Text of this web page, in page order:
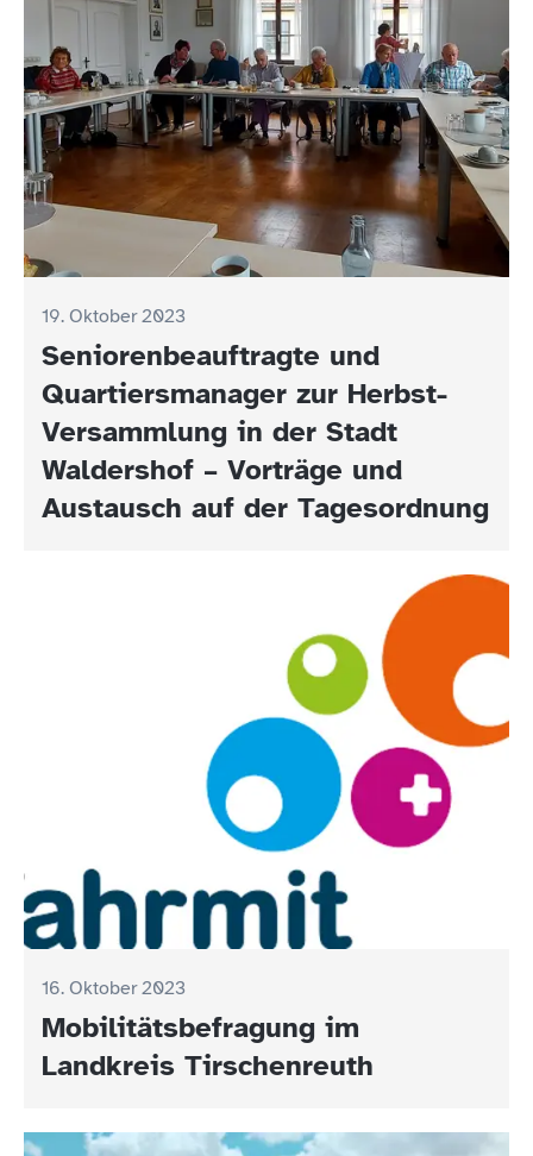
19. Oktober 2023
Seniorenbeauftragte und
Quartiersmanager zur Herbst-
Versammlung in der Stadt
Waldershof – Vorträge und
Austausch auf der Tagesordnung
16. Oktober 2023
Mobilitätsbefragung im
Landkreis Tirschenreuth